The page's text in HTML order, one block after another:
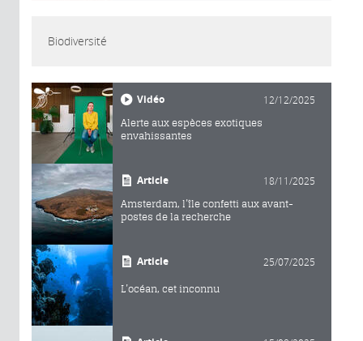
Biodiversité
Vidéo 12/12/2025
Alerte aux espèces exotiques
envahissantes
Article 18/11/2025
Amsterdam, l’île confetti aux avant-
postes de la recherche
Article 25/07/2025
L’océan, cet inconnu